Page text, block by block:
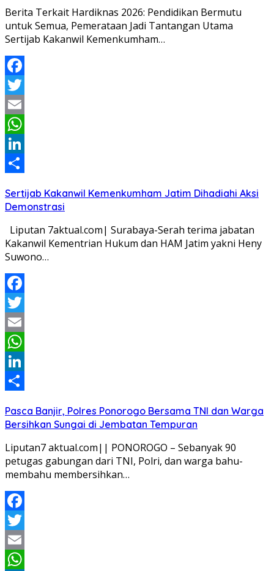
Berita Terkait Hardiknas 2026: Pendidikan Bermutu
untuk Semua, Pemerataan Jadi Tantangan Utama
Sertijab Kakanwil Kemenkumham…
Facebook
Twitter
Email
WhatsApp
LinkedIn
Sertijab Kakanwil Kemenkumham Jatim Dihadiahi Aksi
Demonstrasi
Liputan 7aktual.com| Surabaya-Serah terima jabatan
Kakanwil Kementrian Hukum dan HAM Jatim yakni Heny
Suwono…
Facebook
Twitter
Email
WhatsApp
LinkedIn
Pasca Banjir, Polres Ponorogo Bersama TNI dan Warga
Bersihkan Sungai di Jembatan Tempuran
Liputan7 aktual.com|| PONOROGO – Sebanyak 90
petugas gabungan dari TNI, Polri, dan warga bahu-
membahu membersihkan…
Facebook
Twitter
Email